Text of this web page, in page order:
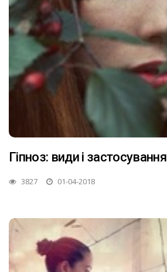
Гіпноз: види і застосування
3827 01-04-2018